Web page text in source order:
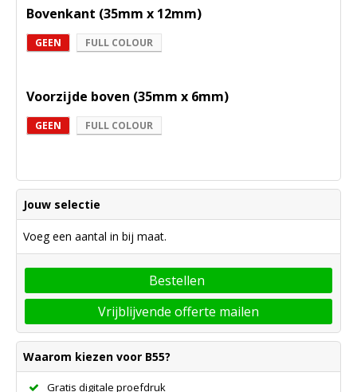
Bovenkant (35mm x 12mm)
GEEN FULL COLOUR
Voorzijde boven (35mm x 6mm)
GEEN FULL COLOUR
Jouw selectie
Voeg een aantal in bij maat.
Bestellen
Vrijblijvende offerte mailen
Waarom kiezen voor B55?
Gratis digitale proefdruk